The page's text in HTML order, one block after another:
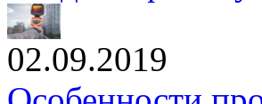
02.09.2019